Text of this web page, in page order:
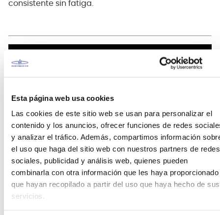
Esta página web usa cookies
Las cookies de este sitio web se usan para personalizar el
contenido y los anuncios, ofrecer funciones de redes
y analizar el tráfico. Además, compartimos información
el uso que haga del sitio web con nuestros partners de redes
sociales, publicidad y análisis web, quienes pueden
combinarla con otra información que les haya proporcionado
que hayan recopilado a partir del uso que haya hecho de sus
servicios.
consistente sin fatiga.